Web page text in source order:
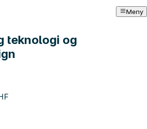
Meny
teknologi og